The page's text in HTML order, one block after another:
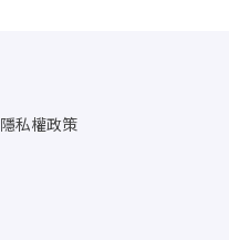
隱私權政策